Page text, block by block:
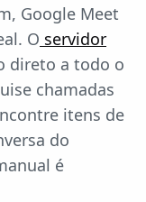
Google Meet
O servidor
direto a todo o
chamadas
itens de
do
é